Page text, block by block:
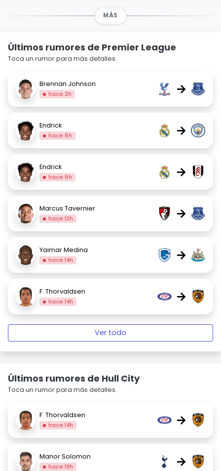
MÁS
Últimos rumores de Premier League
Toca un rumor para más detalles.
Brennan Johnson
hace 2h →
Endrick
hace 8h →
Endrick
hace 8h →
Marcus Tavernier
hace 10h →
Yaimar Medina
hace 14h →
F. Thorvaldsen
hace 14h →
Ver todo
Últimos rumores de Hull City
Toca un rumor para más detalles.
F. Thorvaldsen
hace 14h →
Manor Solomon
hace 19h →